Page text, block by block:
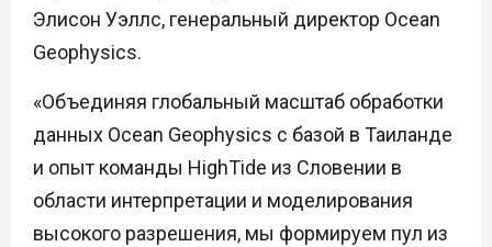
Элисон Уэллс, генеральный директор Ocean
Geophysics.
«Объединяя глобальный масштаб обработки
данных Ocean Geophysics с базой в Таиланде
и опыт команды HighTide из Словении в
области интерпретации и моделирования
высокого разрешения, мы формируем пул из